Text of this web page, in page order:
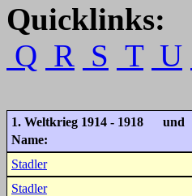
Quicklinks:
Q R S T U
1. Weltkrieg 1914 - 1918 und
Name:
Stadler
Stadler